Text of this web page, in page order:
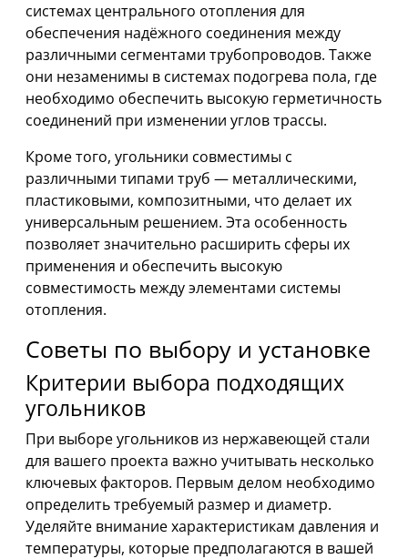
системах центрального отопления для
обеспечения надёжного соединения между
различными сегментами трубопроводов. Также
они незаменимы в системах подогрева пола, где
необходимо обеспечить высокую герметичность
соединений при изменении углов трассы.
Кроме того, угольники совместимы с
различными типами труб — металлическими,
пластиковыми, композитными, что делает их
универсальным решением. Эта особенность
позволяет значительно расширить сферы их
применения и обеспечить высокую
совместимость между элементами системы
отопления.
Советы по выбору и установке
Критерии выбора подходящих
угольников
При выборе угольников из нержавеющей стали
для вашего проекта важно учитывать несколько
ключевых факторов. Первым делом необходимо
определить требуемый размер и диаметр.
Уделяйте внимание характеристикам давления и
температуры, которые предполагаются в вашей